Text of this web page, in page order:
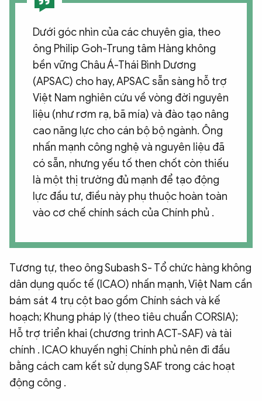
Dưới góc nhìn của các chuyên gia, theo
ông Philip Goh-Trung tâm Hàng không
bền vững Châu Á-Thái Bình Dương
(APSAC) cho hay, APSAC sẵn sàng hỗ trợ
Việt Nam nghiên cứu về vòng đời nguyên
liệu (như rơm rạ, bã mía) và đào tạo nâng
cao năng lực cho cán bộ bộ ngành. Ông
nhấn mạnh công nghệ và nguyên liệu đã
có sẵn, nhưng yếu tố then chốt còn thiếu
là một thị trường đủ mạnh để tạo động
lực đầu tư, điều này phụ thuộc hoàn toàn
vào cơ chế chính sách của Chính phủ .
Tương tự, theo ông Subash S- Tổ chức hàng không
dân dụng quốc tế (ICAO) nhấn mạnh, Việt Nam cần
bám sát 4 trụ cột bao gồm Chính sách và kế
hoạch; Khung pháp lý (theo tiêu chuẩn CORSIA);
Hỗ trợ triển khai (chương trình ACT-SAF) và tài
chính . ICAO khuyến nghị Chính phủ nên đi đầu
bằng cách cam kết sử dụng SAF trong các hoạt
động công .